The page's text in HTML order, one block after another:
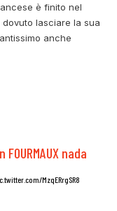
è finito nel
dovuto lasciare la sua
anche
nada
MzqERrgSR8